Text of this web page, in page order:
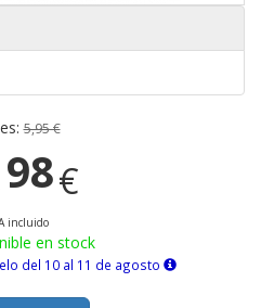
5,95 €
98€
incluido
en stock
del 10 al 11 de agosto